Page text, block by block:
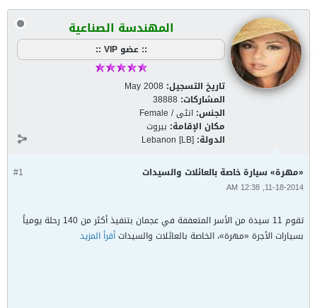
المهندسة الصناعية
:: عضو VIP ::
تاريخ التسجيل: May 2008
المشاركات: 38888
الجنس: انثى / Female
مكان الإقامة: بيروت
الدولة: Lebanon [LB]
#1 «مهرة» سيارة خاصة بالعائلات والسيدات
11-18-2014, 12:38 AM
تقوم 11 سيدة من الأسر المتعففة في عجمان بتنفيذ أكثر من 140 رحلة يومياً
بسيارات الأجرة «مهرة»، الخاصة بالعائلات والسيداتأقرأ المزيد